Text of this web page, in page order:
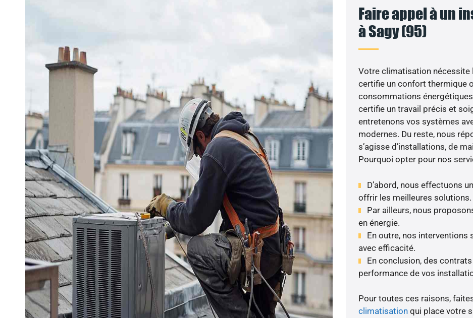
Faire appel à un
à Sagy (95)
Votre climatisation nécessite
certifie un confort thermique
consommations
certifie un travail précis et
entretenons vos systèmes
modernes. Du reste, nous
s’agisse d’installations, de
Pourquoi opter pour nos
D’abord, nous effectuons
offrir les meilleures solutions.
Par ailleurs, nous
en énergie.
En outre, nos
avec efficacité.
En conclusion, des
performance de vos
Pour toutes ces raisons,
climatisationqui place votre